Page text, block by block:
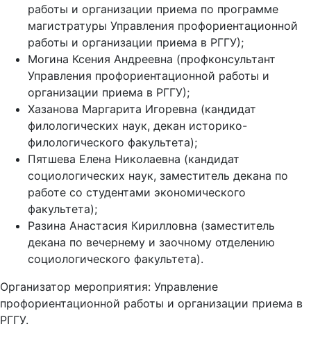
работы и организации приема по программе
магистратуры Управления профориентационной
работы и организации приема в РГГУ);
Могина Ксения Андреевна (профконсультант
Управления профориентационной работы и
организации приема в РГГУ);
Хазанова Маргарита Игоревна (кандидат
филологических наук, декан историко-
филологического факультета);
Пятшева Елена Николаевна (кандидат
социологических наук, заместитель декана по
работе со студентами экономического
факультета);
Разина Анастасия Кирилловна (заместитель
декана по вечернему и заочному отделению
социологического факультета).
Организатор мероприятия: Управление
профориентационной работы и организации приема в
РГГУ.